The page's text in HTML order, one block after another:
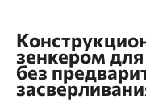
зенкером
без